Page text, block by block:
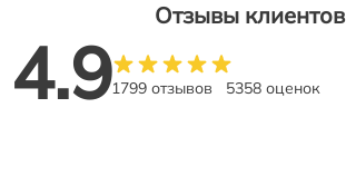
Отзывы клиентов
4.91799 отзывов 5358 оценок